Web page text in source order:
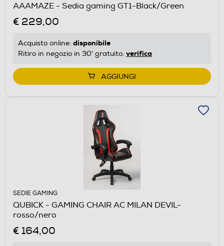
AAAMAZE - Sedia gaming GT1-Black/Green
€ 229,00
Acquisto online: disponibile
Ritiro in negozio in 30' gratuito: verifica
AGGIUNGI
SEDIE GAMING
QUBICK - GAMING CHAIR AC MILAN DEVIL-
rosso/nero
€ 164,00